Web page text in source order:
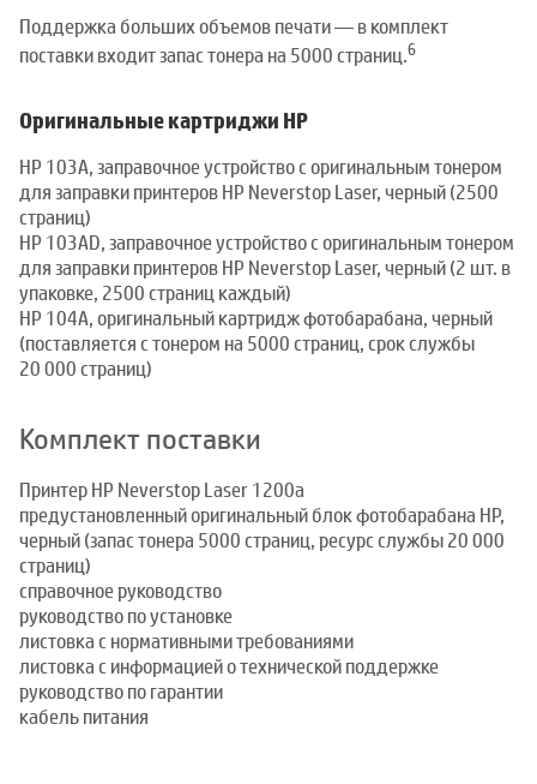
Поддержка больших объемов печати — в комплект
поставки входит запас тонера на 5000 страниц.6
Оригинальные картриджи HP
HP 103A, заправочное устройство с оригинальным тонером
для заправки принтеров HP Neverstop Laser, черный (2500
страниц)
HP 103AD, заправочное устройство с оригинальным тонером
для заправки принтеров HP Neverstop Laser, черный (2 шт. в
упаковке, 2500 страниц каждый)
HP 104A, оригинальный картридж фотобарабана, черный
(поставляется с тонером на 5000 страниц, срок службы
20 000 страниц)
Комплект поставки
Принтер HP Neverstop Laser 1200a
предустановленный оригинальный блок фотобарабана HP,
черный (запас тонера 5000 страниц, ресурс службы 20 000
страниц)
справочное руководство
руководство по установке
листовка с нормативными требованиями
листовка с информацией о технической поддержке
руководство по гарантии
кабель питания